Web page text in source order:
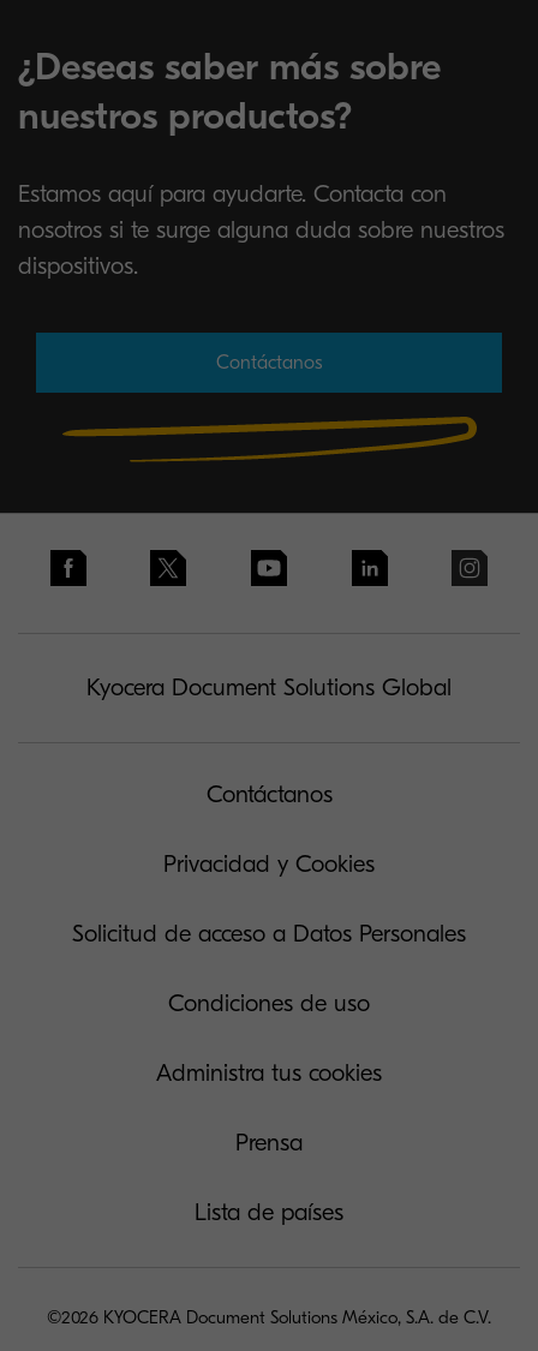
¿Deseas saber más sobre
nuestros productos?
Estamos aquí para ayudarte. Contacta con
nosotros si te surge alguna duda sobre nuestros
dispositivos.
Contáctanos
Kyocera Document Solutions Global
Contáctanos
Privacidad y Cookies
Solicitud de acceso a Datos Personales
Condiciones de uso
Administra tus cookies
Prensa
Lista de países
©2026 KYOCERA Document Solutions México, S.A. de C.V.